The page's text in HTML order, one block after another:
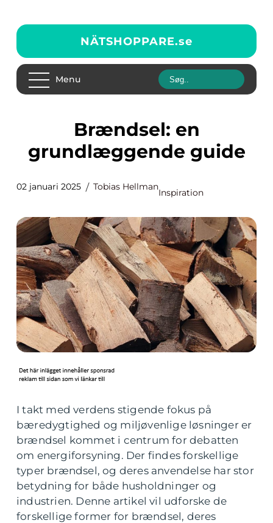
NÄTSHOPPARE.se
Menu
Brændsel: en
grundlæggende guide
02 januari 2025 Tobias Hellman
Inspiration
I takt med verdens stigende fokus på
bæredygtighed og miljøvenlige løsninger er
brændsel kommet i centrum for debatten
om energiforsyning. Der findes forskellige
typer brændsel, og deres anvendelse har stor
betydning for både husholdninger og
industrien. Denne artikel vil udforske de
forskellige former for brændsel, deres